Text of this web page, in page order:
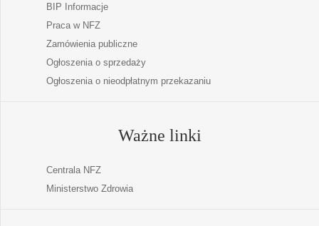
BIP Informacje
Praca w NFZ
Zamówienia publiczne
Ogłoszenia o sprzedaży
Ogłoszenia o nieodpłatnym przekazaniu
Ważne linki
Centrala NFZ
Ministerstwo Zdrowia